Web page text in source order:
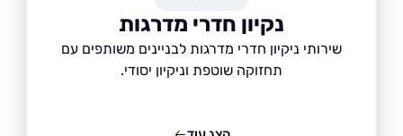
נקיון חדרי מדרגות
שירותי ניקיון חדרי מדרגות לבניינים משותפים עם
תחזוקה שוטפת וניקיון יסודי.